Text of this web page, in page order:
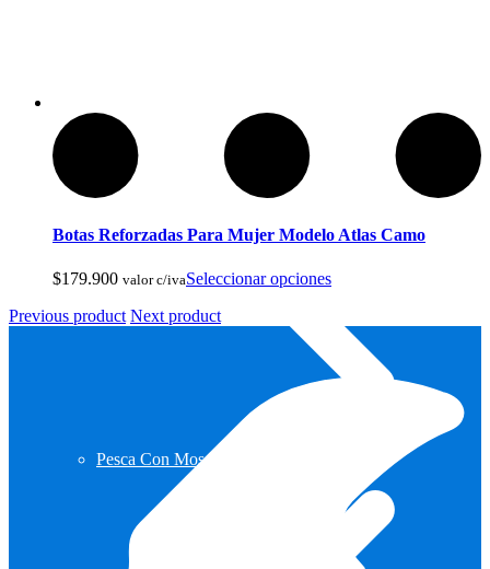
Pesca Con Mosca
Botas Reforzadas Para Mujer Modelo Atlas Camo
$179.900 valor c/ivaSeleccionar opciones
Previous product Next product